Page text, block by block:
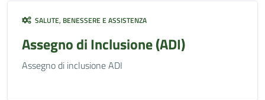
SALUTE, BENESSERE E ASSISTENZA
Assegno di Inclusione (ADI)
Assegno di inclusione ADI